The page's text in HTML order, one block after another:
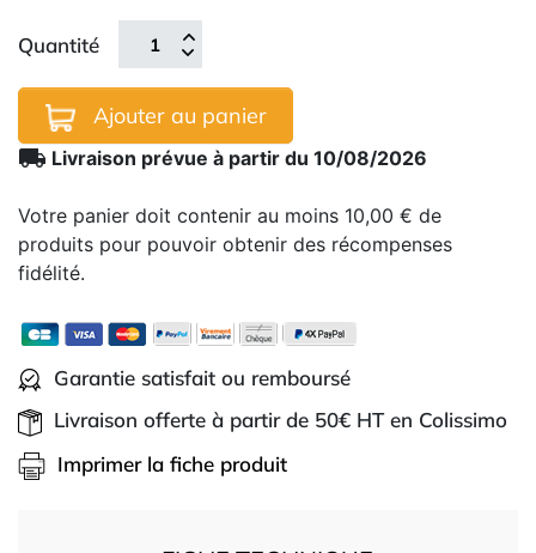
Quantité
Ajouter au panier
local_shipping Livraison prévue à partir du 10/08/2026
Votre panier doit contenir au moins 10,00 € de
produits pour pouvoir obtenir des récompenses
fidélité.
Garantie satisfait ou remboursé
Livraison offerte à partir de 50€ HT en Colissimo
Imprimer la fiche produit